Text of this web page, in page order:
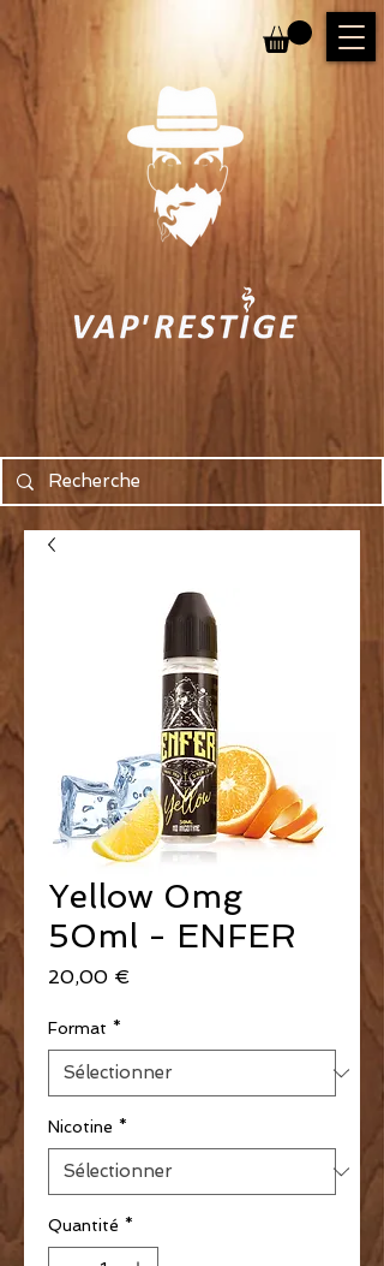
Yellow 0mg
50ml - ENFER
20,00 €
Format *
Nicotine *
Quantité *